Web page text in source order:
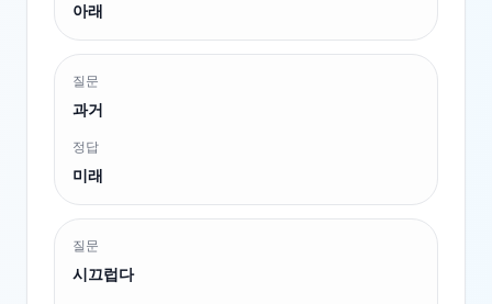
아래
질문
과거
정답
미래
질문
시끄럽다